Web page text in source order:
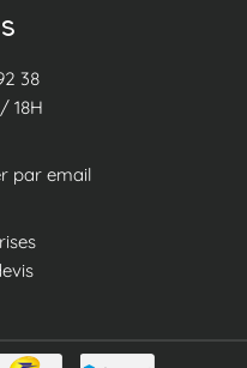
38
18H
par email